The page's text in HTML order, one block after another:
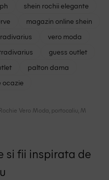
shein rochii elegante
magazin online shein
vero moda
guess outlet
palton dama
ocazie
Vero Moda, portocaliu, M
si fii inspirata de